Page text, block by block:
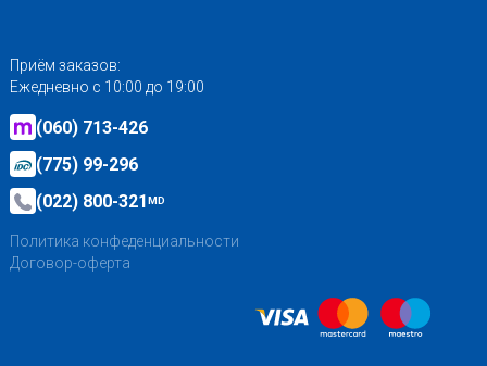
Приём заказов:
Ежедневно с 10:00 до 19:00
(060) 713-426
(775) 99-296
(022) 800-321MD
Политика конфеденциальности
Договор-оферта